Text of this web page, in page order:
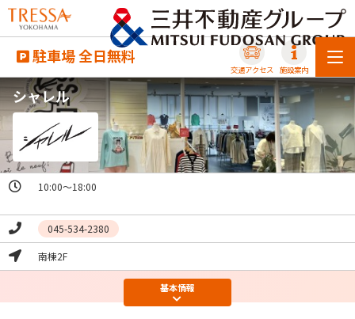
駐車場 全日無料
交通アクセス 施設案内
シャレル
10:00～18:00
045-534-2380
南棟2F
基本情報